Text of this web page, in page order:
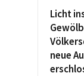
Licht
neue